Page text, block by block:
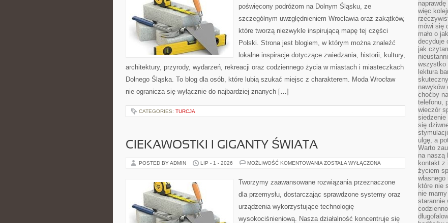
poświęcony podróżom na Dolnym Śląsku, ze
szczególnym uwzględnieniem Wrocławia oraz zakątków,
które tworzą niezwykle inspirującą mapę tej części
Polski. Strona jest blogiem, w którym można znaleźć
lokalne inspiracje dotyczące zwiedzania, historii, kultury,
architektury, przyrody, wydarzeń, rekreacji oraz codziennego życia w miastach i miasteczkach
Dolnego Śląska. To blog dla osób, które lubią szukać miejsc z charakterem. Moda Wrocław
nie ogranicza się wyłącznie do najbardziej znanych […]
CATEGORIES: TURCJA
CIEKAWOSTKI I GIGANTY ŚWIATA
POSTED BY ADMIN LIP - 1 - 2026 MOŻLIWOŚĆ KOMENTOWANIA CIEKAWOSTKI
ŚWIATA
ZOSTAŁA WYŁĄCZONA
Tworzymy zaawansowane rozwiązania przeznaczone
dla przemysłu, dostarczając sprawdzone systemy oraz
urządzenia wykorzystujące technologię
wysokociśnieniową. Nasza działalność koncentruje się
więc
mówi się
mało o
decyduje
jak
wszystko
lektura
nawyków
choćby
telefonu,
wieczór
się
ulgę, a
Warto
na naszą
kontakt z
życiem
które nie
nie
starannie